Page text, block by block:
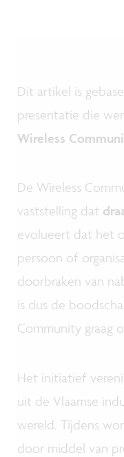
Dit artikel is
presentatie die
Wireless
De Wireless
vaststelling dat
evolueert dat het
persoon of
doorbraken van
is dus de
Community graag
Het initiatief
uit de Vlaamse
wereld. Tijdens
door middel van